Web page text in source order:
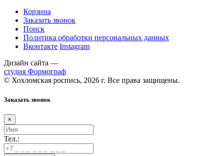
Корзина
Заказать звонок
Поиск
Политика обработки персональных данных
Вконтакте Instagram
Дизайн сайта —
студия Формограф
© Хохломская роспись, 2026 г. Все права защищены.
Заказать звонок
×
Тел.: